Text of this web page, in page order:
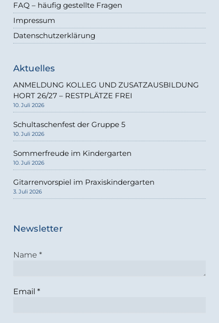
FAQ – häufig gestellte Fragen
Impressum
Datenschutzerklärung
Aktuelles
ANMELDUNG KOLLEG UND ZUSATZAUSBILDUNG
HORT 26/27 – RESTPLÄTZE FREI
10. Juli 2026
Schultaschenfest der Gruppe 5
10. Juli 2026
Sommerfreude im Kindergarten
10. Juli 2026
Gitarrenvorspiel im Praxiskindergarten
3. Juli 2026
Newsletter
Name *
Email *